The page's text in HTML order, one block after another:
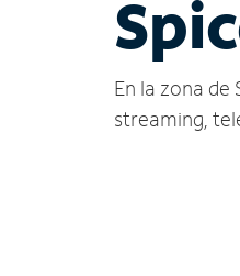
En la zona
streaming,